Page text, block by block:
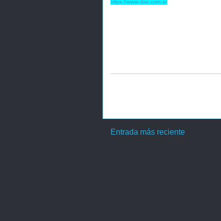
https://www.dae.com.ar
Entrada más reciente